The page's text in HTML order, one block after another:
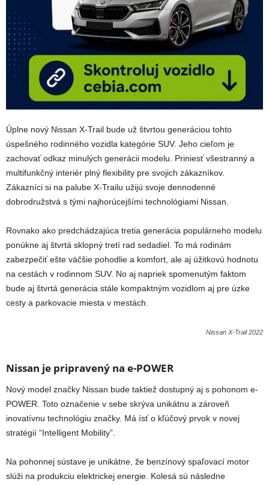
Úplne nový Nissan X-Trail bude už štvrtou generáciou tohto
úspešného rodinného vozidla kategórie SUV. Jeho cieľom je
zachovať odkaz minulých generácii modelu. Priniesť všestranný a
multifunkčný interiér plný flexibility pre svojich zákazníkov.
Zákazníci si na palube X-Trailu užijú svoje dennodenné
dobrodružstvá s tými najhorúcejšími technológiami Nissan.
Rovnako ako predchádzajúca tretia generácia populárneho modelu
ponúkne aj štvrtá sklopný tretí rad sedadiel. To má rodinám
zabezpečiť ešte väčšie pohodlie a komfort, ale aj úžitkovú hodnotu
na cestách v rodinnom SUV. No aj napriek spomenutým faktom
bude aj štvrtá generácia stále kompaktným vozidlom aj pre úzke
cesty a parkovacie miesta v mestách.
Nissan X-Trail 2022
Nissan je pripravený na e-POWER
Nový model značky Nissan bude taktiež dostupný aj s pohonom e-
POWER. Toto označenie v sebe skrýva unikátnu a zároveň
inovatívnu technológiu značky. Má ísť o kľúčový prvok v novej
stratégií “Intelligent Mobility”.
Na pohonnej sústave je unikátne, že benzínový spaľovací motor
slúži na produkciu elektrickej energie. Kolesá sú následne